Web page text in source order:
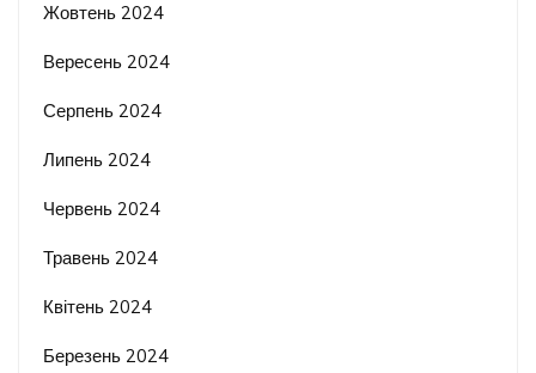
Жовтень 2024
Вересень 2024
Серпень 2024
Липень 2024
Червень 2024
Травень 2024
Квітень 2024
Березень 2024